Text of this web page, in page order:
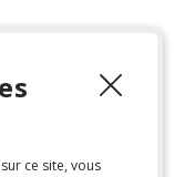
ce site, vous